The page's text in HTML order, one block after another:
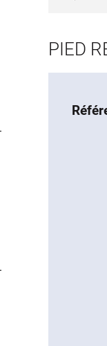
PIED